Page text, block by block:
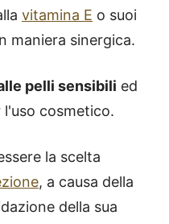
vitamina E o suoi
maniera sinergica.
pelli sensibili ed
cosmetico.
la scelta
, a causa della
della sua